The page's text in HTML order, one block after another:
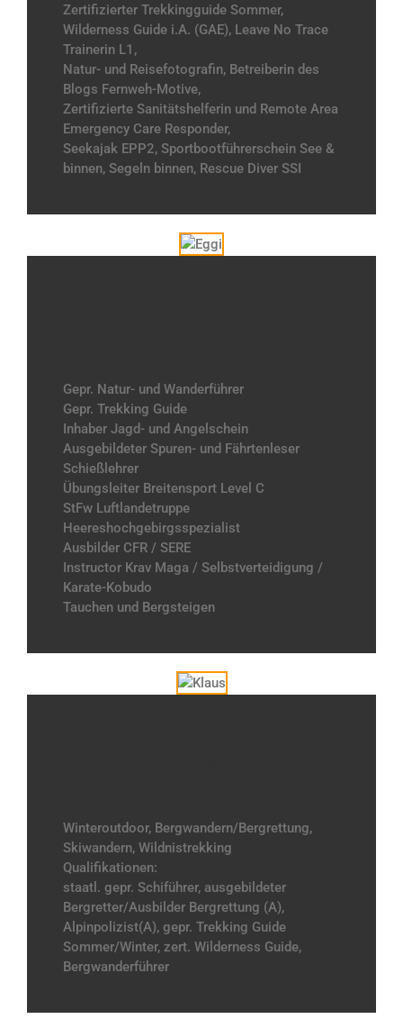
Zertifizierter Trekkingguide Sommer,
Wilderness Guide i.A. (GAE), Leave No Trace
Trainerin L1,
Natur- und Reisefotografin, Betreiberin des
Blogs Fernweh-Motive,
Zertifizierte Sanitätshelferin und Remote Area
Emergency Care Responder,
Seekajak EPP2, Sportbootführerschein See &
binnen, Segeln binnen, Rescue Diver SSI
Gepr. Natur- und Wanderführer
Gepr. Trekking Guide
Inhaber Jagd- und Angelschein
Ausgebildeter Spuren- und Fährtenleser
Schießlehrer
Übungsleiter Breitensport Level C
StFw Luftlandetruppe
Heereshochgebirgsspezialist
Ausbilder CFR / SERE
Instructor Krav Maga / Selbstverteidigung /
Karate-Kobudo
Tauchen und Bergsteigen
Winteroutdoor, Bergwandern/Bergrettung,
Skiwandern, Wildnistrekking
Qualifikationen:
staatl. gepr. Schiführer, ausgebildeter
Bergretter/Ausbilder Bergrettung (A),
Alpinpolizist(A), gepr. Trekking Guide
Sommer/Winter, zert. Wilderness Guide,
Bergwanderführer